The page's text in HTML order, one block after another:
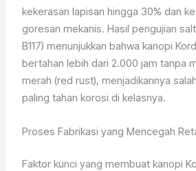
kekerasan lapisan hingga 30% dan
goresan mekanis. Hasil pengujian
B117) menunjukkan bahwa kanopi
bertahan lebih dari 2.000 jam tanpa
merah (red rust), menjadikannya
paling tahan korosi di kelasnya.
Proses Fabrikasi yang Mencegah
Faktor kunci yang membuat kanopi